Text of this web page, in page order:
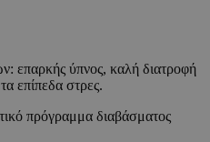
επαρκής ύπνος, καλή διατροφή
επίπεδα στρες.
πρόγραμμα διαβάσματος